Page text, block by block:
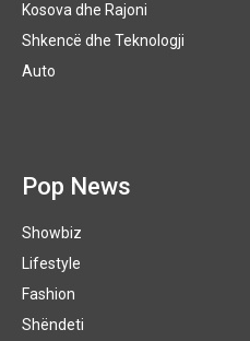
Kosova dhe Rajoni
Shkencë dhe Teknologji
Auto
Pop News
Showbiz
Lifestyle
Fashion
Shëndeti